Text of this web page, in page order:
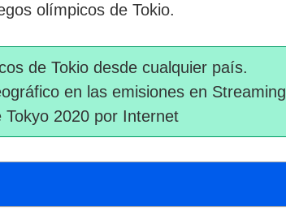
olímpicos de Tokio.
de Tokio desde cualquier país.
en las emisiones en Streaming
2020 por Internet